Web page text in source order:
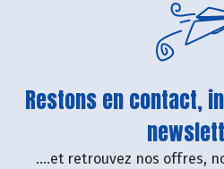
Restons en contact,
....et retrouvez nos offres,